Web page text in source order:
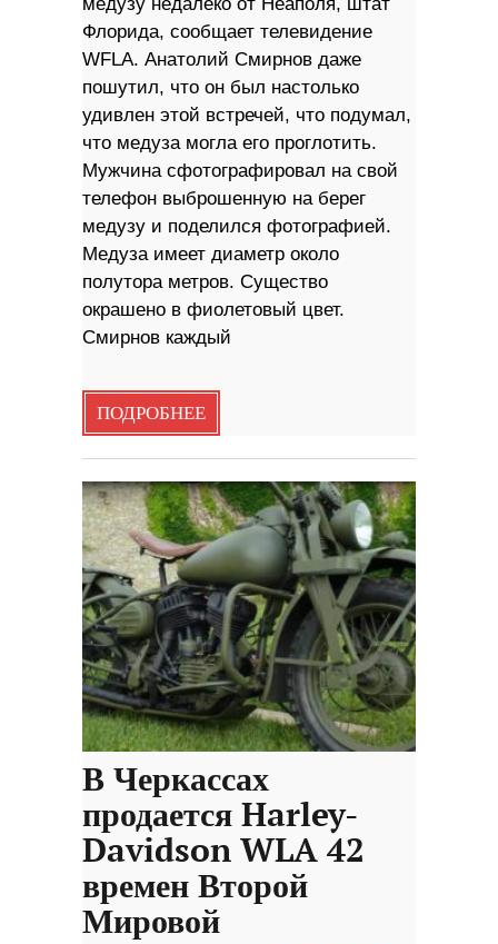
Флорида, сообщает телевидение
WFLA. Анатолий Смирнов даже
пошутил, что он был настолько
удивлен этой встречей, что подумал,
что медуза могла его проглотить.
Мужчина сфотографировал на свой
телефон выброшенную на берег
медузу и поделился фотографией.
Медуза имеет диаметр около
полутора метров. Существо
окрашено в фиолетовый цвет.
Смирнов каждый
ПОДРОБНЕЕ
В Черкассах
продается Harley-
Davidson WLA 42
времен Второй
Мировой